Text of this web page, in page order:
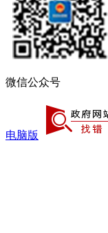
微信公众号
电脑版